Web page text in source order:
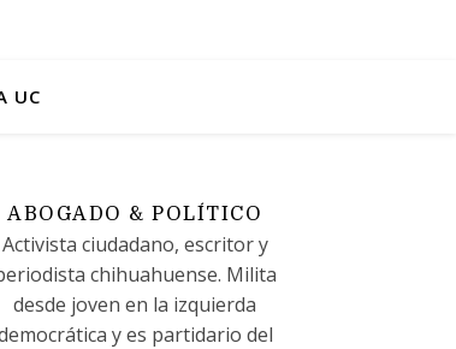
UC
ABOGADO & POLÍTICO
Activista ciudadano, escritor y
chihuahuense. Milita
desde joven en la izquierda
y es partidario del